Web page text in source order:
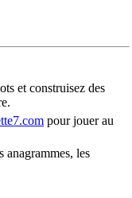
et construisez des
pour jouer au
anagrammes, les